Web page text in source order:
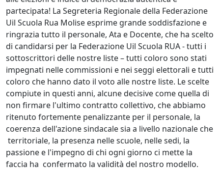
partecipata! La Segreteria Regionale della Federazione
Uil Scuola Rua Molise esprime grande soddisfazione e
ringrazia tutto il personale, Ata e Docente, che ha scelto
di candidarsi per la Federazione Uil Scuola RUA - tutti i
sottoscrittori delle nostre liste – tutti coloro sono stati
impegnati nelle commissioni e nei seggi elettorali e tutti
coloro che hanno dato il voto alle nostre liste. Le scelte
compiute in questi anni, alcune decisive come quella di
non firmare l'ultimo contratto collettivo, che abbiamo
ritenuto fortemente penalizzante per il personale, la
coerenza dell'azione sindacale sia a livello nazionale che
territoriale, la presenza nelle scuole, nelle sedi, la
passione e l'impegno di chi ogni giorno ci mette la
faccia ha confermato la validità del nostro modello.